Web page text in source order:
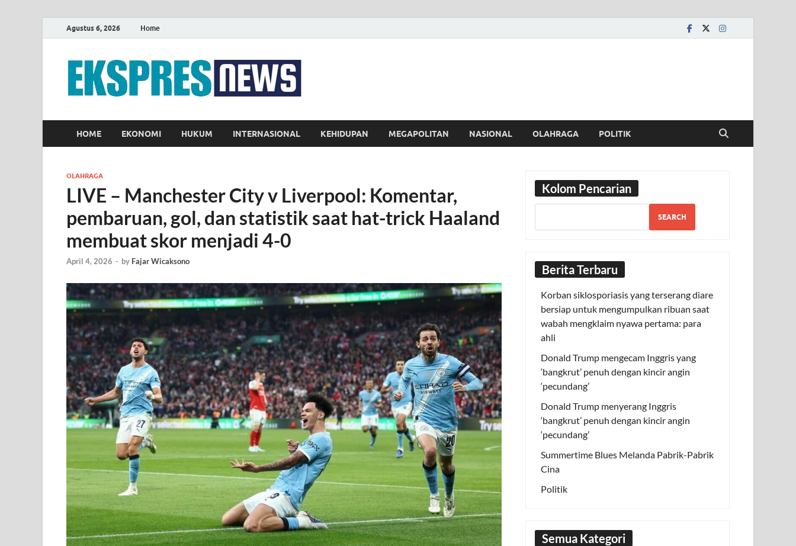
Agustus 6, 2026 Home
HOME EKONOMI HUKUM INTERNASIONAL KEHIDUPAN MEGAPOLITAN NASIONAL OLAHRAGA POLITIK
OLAHRAGA
LIVE – Manchester City v Liverpool: Komentar,
pembaruan, gol, dan statistik saat hat-trick Haaland
membuat skor menjadi 4-0
April 4, 2026 - by Fajar Wicaksono
Kolom Pencarian
SEARCH
Berita Terbaru
Korban siklosporiasis yang terserang diare
bersiap untuk mengumpulkan ribuan saat
wabah mengklaim nyawa pertama: para
ahli
Donald Trump mengecam Inggris yang
‘bangkrut’ penuh dengan kincir angin
‘pecundang’
Donald Trump menyerang Inggris
‘bangkrut’ penuh dengan kincir angin
‘pecundang’
Summertime Blues Melanda Pabrik-Pabrik
Cina
Politik
Semua Kategori